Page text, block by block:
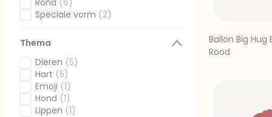
Gefilterd op Vorm: Rond
Speciale vorm (2)
Thema
Dieren (5)
Gefilterd op Thema: Dieren
Hart (5)
Gefilterd op Thema: Hart
Emoji (1)
Gefilterd op Thema: Emoji
Hond (1)
Gefilterd op Thema: Hond
Lippen (1)
Ballon Big Hug
Rood